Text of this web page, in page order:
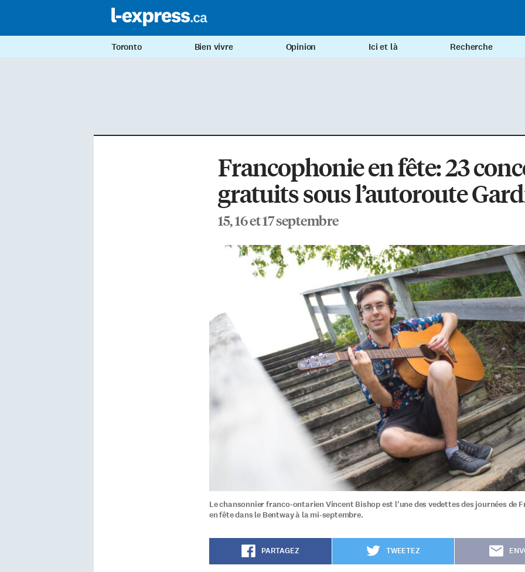
Toronto Bien vivre Opinion Ici et là Recherche
Francophonie en fête: 23
gratuits sous l’autoroute
15, 16 et 17 septembre
Le chansonnier franco-ontarien Vincent Bishop est l'une des vedettes des journées de
en fête dans le Bentway à la mi-septembre.
PARTAGEZ TWEETEZ